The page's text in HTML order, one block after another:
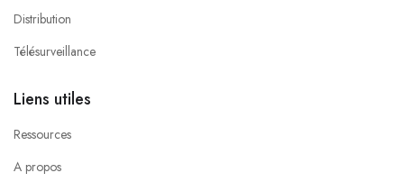
Distribution
Télésurveillance
Liens utiles
Ressources
A propos